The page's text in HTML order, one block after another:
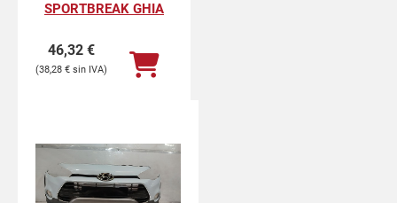
SPORTBREAK GHIA
46,32 €
38,28 €